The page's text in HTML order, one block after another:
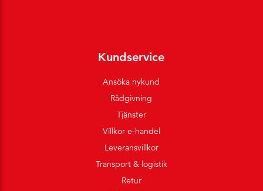
Kundservice
Ansöka nykund
Rådgivning
Tjänster
Villkor e-handel
Leveransvillkor
Transport & logistik
Retur